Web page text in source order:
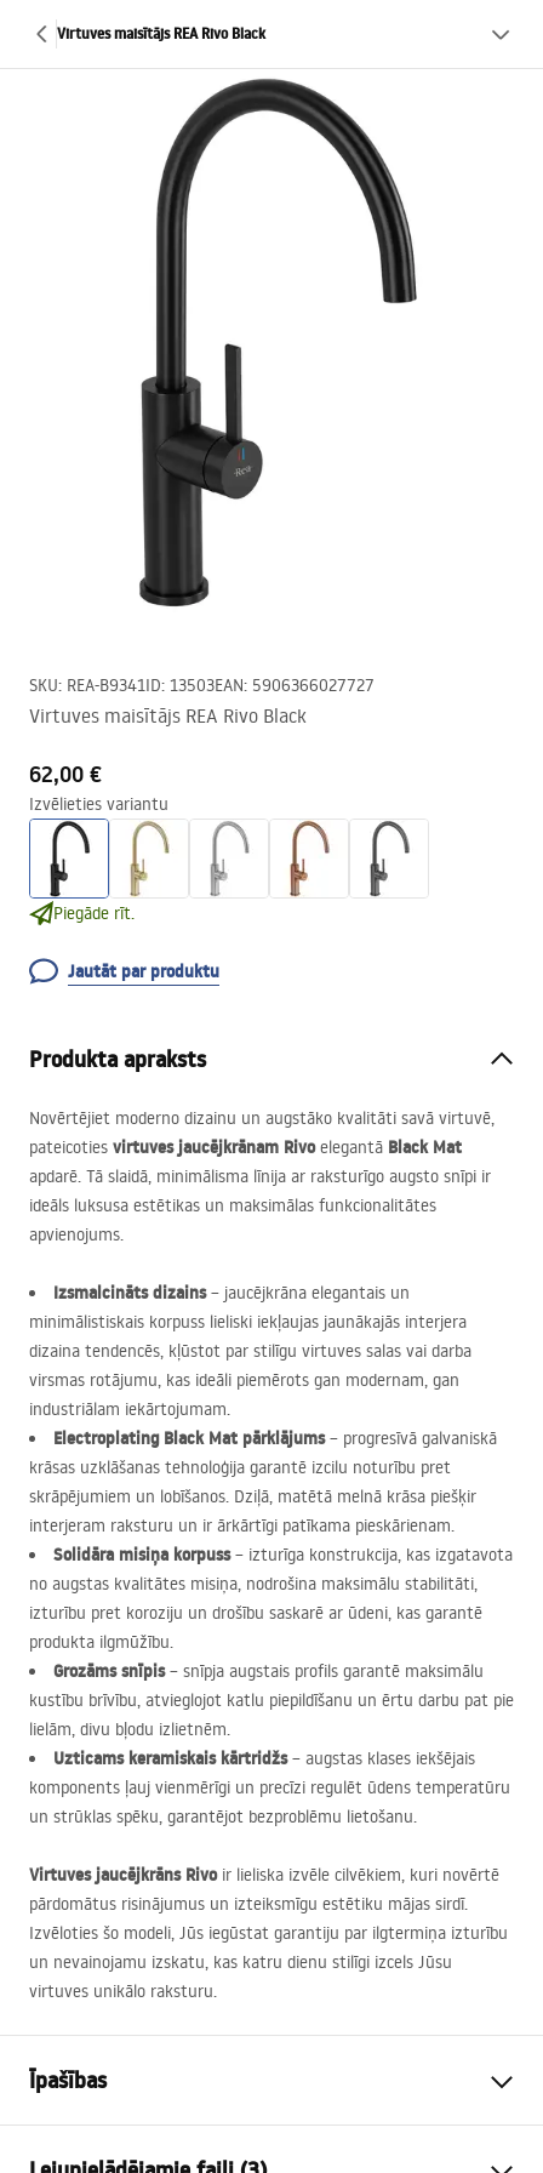
Virtuves maisītājs REA Rivo Black
SKU: REA-B9341ID: 13503EAN: 5906366027727
Virtuves maisītājs REA Rivo Black
62,00 €
Izvēlieties variantu
Piegāde rīt.
Jautāt par produktu
Produkta apraksts
Novērtējiet moderno dizainu un augstāko kvalitāti savā virtuvē,
pateicoties virtuves jaucējkrānam Rivoelegantā Black Mat
apdarē. Tā slaidā, minimālisma līnija ar raksturīgo augsto snīpi ir
ideāls luksusa estētikas un maksimālas funkcionalitātes
apvienojums.
Izsmalcināts dizains– jaucējkrāna elegantais un
minimālistiskais korpuss lieliski iekļaujas jaunākajās interjera
dizaina tendencēs, kļūstot par stilīgu virtuves salas vai darba
virsmas rotājumu, kas ideāli piemērots gan modernam, gan
industriālam iekārtojumam.
Electroplating Black Mat pārklājums– progresīvā galvaniskā
krāsas uzklāšanas tehnoloģija garantē izcilu noturību pret
skrāpējumiem un lobīšanos. Dziļā, matētā melnā krāsa piešķir
interjeram raksturu un ir ārkārtīgi patīkama pieskārienam.
Solidāra misiņa korpuss– izturīga konstrukcija, kas izgatavota
no augstas kvalitātes misiņa, nodrošina maksimālu stabilitāti,
izturību pret koroziju un drošību saskarē ar ūdeni, kas garantē
produkta ilgmūžību.
Grozāms snīpis– snīpja augstais profils garantē maksimālu
kustību brīvību, atvieglojot katlu piepildīšanu un ērtu darbu pat pie
lielām, divu bļodu izlietnēm.
Uzticams keramiskais kārtridžs– augstas klases iekšējais
komponents ļauj vienmērīgi un precīzi regulēt ūdens temperatūru
un strūklas spēku, garantējot bezproblēmu lietošanu.
Virtuves jaucējkrāns Rivoir lieliska izvēle cilvēkiem, kuri novērtē
pārdomātus risinājumus un izteiksmīgu estētiku mājas sirdī.
Izvēloties šo modeli, Jūs iegūstat garantiju par ilgtermiņa izturību
un nevainojamu izskatu, kas katru dienu stilīgi izcels Jūsu
virtuves unikālo raksturu.
Īpašības